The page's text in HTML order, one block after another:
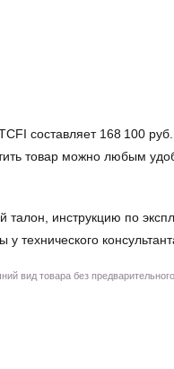
составляет 168 100 руб.
товар можно любым
талон, инструкцию по
у технического
вид товара без